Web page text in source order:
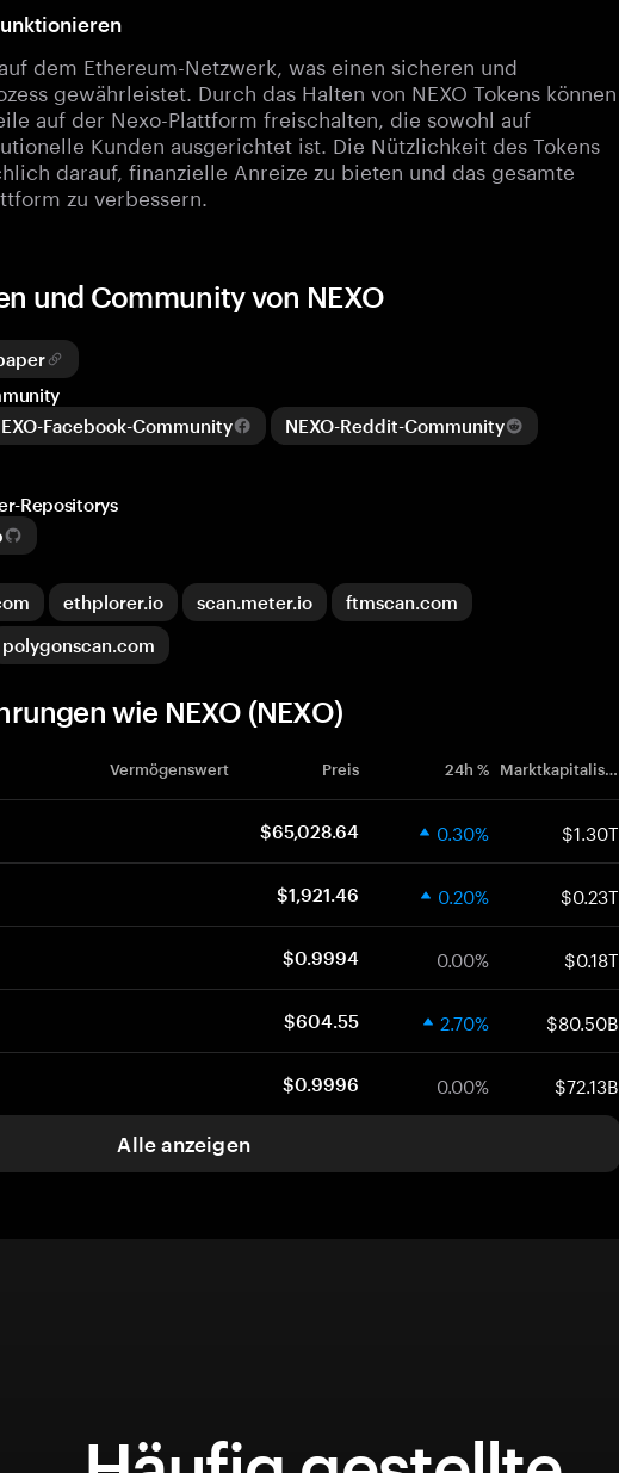
dem Ethereum-Netzwerk, was einen sicheren und
gewährleistet. Durch das Halten von NEXO Tokens können
auf der Nexo-Plattform freischalten, die sowohl auf
Kunden ausgerichtet ist. Die Nützlichkeit des Tokens
darauf, finanzielle Anreize zu bieten und das gesamte
zu verbessern.
und Community von NEXO
Facebook-Community
NEXO-Reddit-Community
Repositorys
ethplorer.io scan.meter.io
ftmscan.com
polygonscan.com
wie NEXO (NEXO)
Vermögenswert Preis 24h % Marktkapitalisierung
$65,028.64 0.30% $1.30T
$1,921.46 0.20% $0.23T
$0.9994 0.00% $0.18T
$604.55 2.70% $80.50B
$0.9996 0.00% $72.13B
Alle anzeigen